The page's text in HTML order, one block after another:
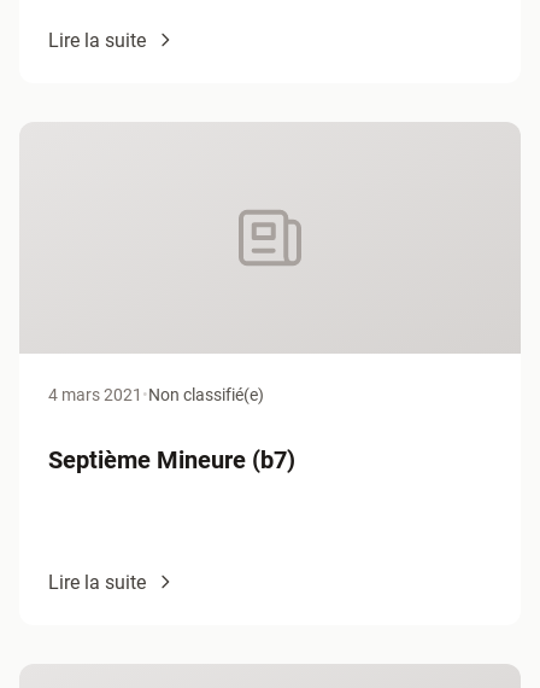
Lire la suite
4 mars 2021 •Non classifié(e)
Septième Mineure (b7)
Lire la suite